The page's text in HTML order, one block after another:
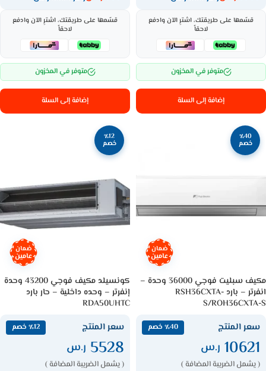
قسّمها على طريقتك، اشترِ الآن وادفع
لاحقاً
متوفر في المخزون
إضافة إلى السلة
قسّمها على طريقتك، اشترِ الآن وادفع
لاحقاً
متوفر في المخزون
إضافة إلى السلة
٪40
خصم
ضمان
عامين
مكيف سبليت فوجي 36000 وحدة –
انفرتر – بارد RSH36CXTA-
S/ROH36CXTA-S
سعر المنتج ٪40 خصم
10621 ر.س
( يشمل الضريبة المضافة )
٪12
خصم
ضمان
عامين
كونسيلد مكيف فوجي 43200 وحدة
إنفرتر – وحده داخلية – حار بارد
RDA50UHTC
سعر المنتج ٪12 خصم
5528 ر.س
( يشمل الضريبة المضافة )